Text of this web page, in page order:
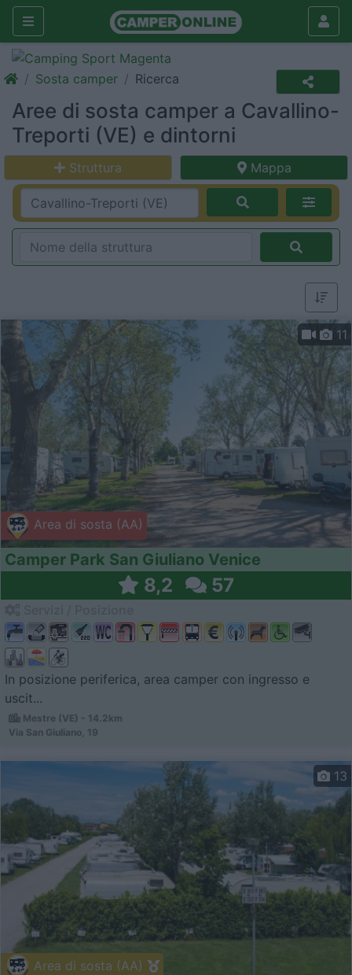
Sosta camper Ricerca
Aree di sosta camper a Cavallino-
Treporti (VE) e dintorni
Struttura Mappa
Area di sosta (AA)
11
Camper Park San Giuliano Venice
8,2 57
In posizione periferica, area camper con ingresso e
uscit...
Mestre (VE) - 14.2km
Via San Giuliano, 19
Area di sosta (AA)
13